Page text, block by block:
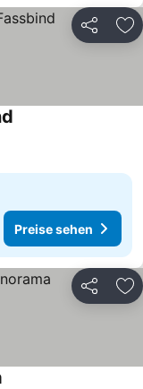
Teilen
Preise sehen
Teilen